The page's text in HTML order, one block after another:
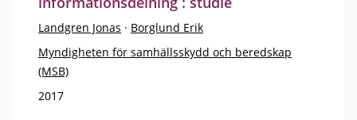
Landgren Jonas · Borglund Erik
Myndigheten för samhällsskydd och beredskap
(MSB)
2017